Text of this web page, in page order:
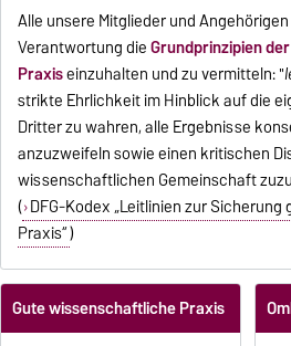
Alle unsere Mitglieder und
Verantwortung dieGrundprinzipien
Praxiseinzuhalten und zu vermitteln: "
strikte Ehrlichkeit im Hinblick auf die
Dritter zu wahren, alle Ergebnisse
anzuzweifeln sowie einen kritischen
wissenschaftlichen Gemeinschaft
( DFG-Kodex „Leitlinien zur
Praxis“)
Gute wissenschaftliche Praxis